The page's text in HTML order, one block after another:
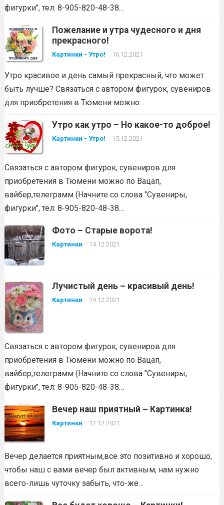
фигурки", тел: 8-905-820-48-38…
Пожелание и утра чудесного и дня
прекрасного!
Картинки - Утро! 16.12.2021
Утро красивое и день самый прекрасный, что может
быть лучше? Связаться с автором фигурок, сувениров
для приобретения в Тюмени можно…
Утро как утро – Но какое-то доброе!
Картинки - Утро! 15.12.2021
Связаться с автором фигурок, сувениров для
приобретения в Тюмени можно по Вацап,
вайбер,телеграмм (Начните со слова "Сувениры,
фигурки", тел: 8-905-820-48-38…
Фото – Старые ворота!
Картинки 14.12.2021
Лучистый день – красивый день!
Картинки 14.12.2021
Связаться с автором фигурок, сувениров для
приобретения в Тюмени можно по Вацап,
вайбер,телеграмм (Начните со слова "Сувениры,
фигурки", тел: 8-905-820-48-38…
Вечер наш приятный – Картинка!
Картинки 12.12.2021
Вечер делается приятным,все это позитивно и хорошо,
чтобы наш с вами вечер был активным, нам нужно
всего-лишь чуточку забыть, что-же…